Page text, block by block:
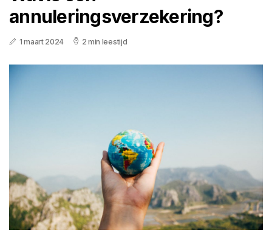
annuleringsverzekering?
1 maart 2024 2 min leestijd